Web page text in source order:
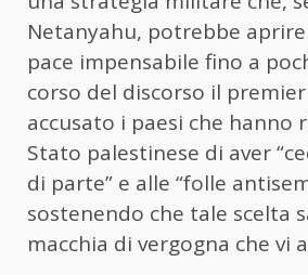
Netanyahu, potrebbe
pace impensabile fino a
corso del discorso il
accusato i paesi che hanno
Stato palestinese di aver
di parte” e alle “folle
sostenendo che tale scelta
macchia di vergogna che vi